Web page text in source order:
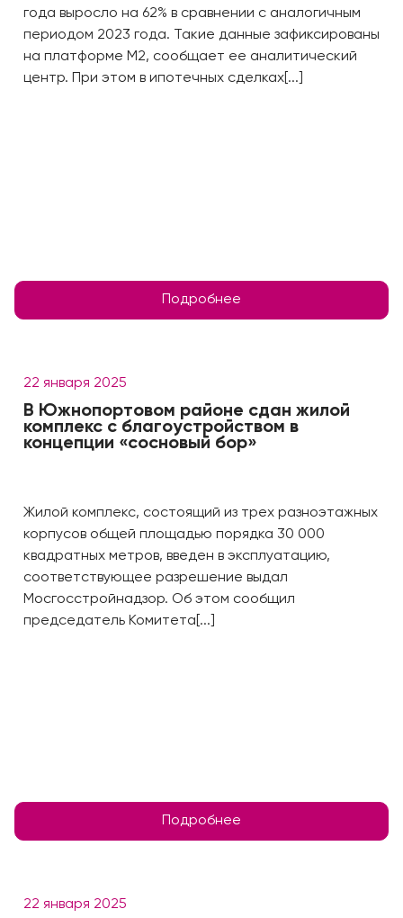
года выросло на 62% в сравнении с аналогичным
периодом 2023 года. Такие данные зафиксированы
на платформе М2, сообщает ее аналитический
центр. При этом в ипотечных сделках[...]
Подробнее
22 января 2025
В Южнопортовом районе сдан жилой
комплекс с благоустройством в
концепции «сосновый бор»
Жилой комплекс, состоящий из трех разноэтажных
корпусов общей площадью порядка 30 000
квадратных метров, введен в эксплуатацию,
соответствующее разрешение выдал
Мосгосстройнадзор. Об этом сообщил
председатель Комитета[...]
Подробнее
22 января 2025